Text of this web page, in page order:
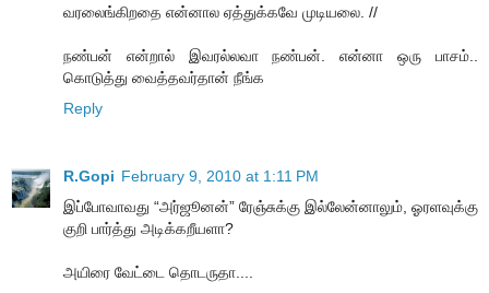
வரலைங்கிறதை என்னால ஏத்துக்கவே முடியலை. //
நண்பன் என்றால் இவரல்லவா நண்பன். என்னா ஒரு பாசம்..
கொடுத்து வைத்தவர்தான் நீங்க
Reply
R.Gopi February 9, 2010 at 1:11 PM
இப்போவாவது “அர்ஜூனன்” ரேஞ்சுக்கு இல்லேன்னாலும், ஓரளவுக்கு
குறி பார்த்து அடிக்கறீயளா?
அயிரை வேட்டை தொடருதா....